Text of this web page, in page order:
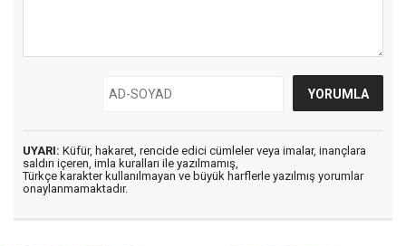
UYARI: Küfür, hakaret, rencide edici cümleler veya imalar, inançlara
saldırı içeren, imla kuralları ile yazılmamış,
Türkçe karakter kullanılmayan ve büyük harflerle yazılmış yorumlar
onaylanmamaktadır.